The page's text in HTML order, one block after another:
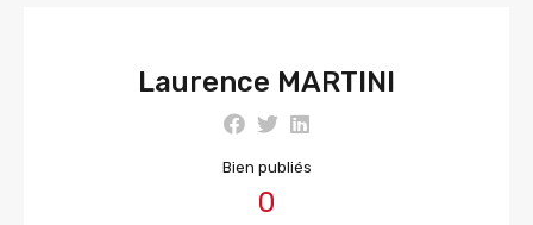
Laurence MARTINI
Bien publiés
0